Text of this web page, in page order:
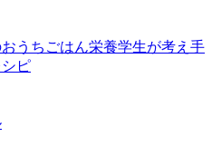
うちごはん栄養学生が考え手
ピ